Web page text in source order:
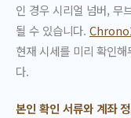
인 경우 시리얼 넘버, 무
될 수 있습니다.
현재 시세를 미리 확인
다.
본인 확인 서류와 계좌